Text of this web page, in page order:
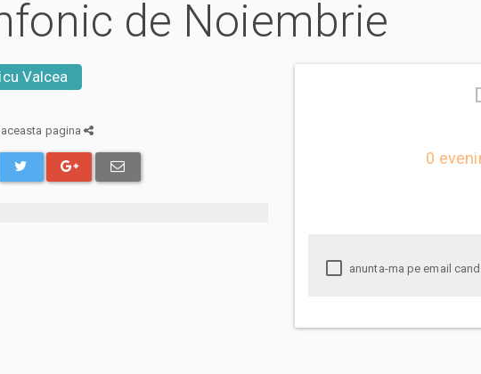
de Noiembrie
Valcea
0
pagina